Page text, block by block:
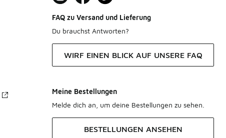
FAQ zu Versand und Lieferung
Du brauchst Antworten?
WIRF EINEN BLICK AUF UNSERE FAQ
Meine Bestellungen
Melde dich an, um deine Bestellungen zu sehen.
BESTELLUNGEN ANSEHEN